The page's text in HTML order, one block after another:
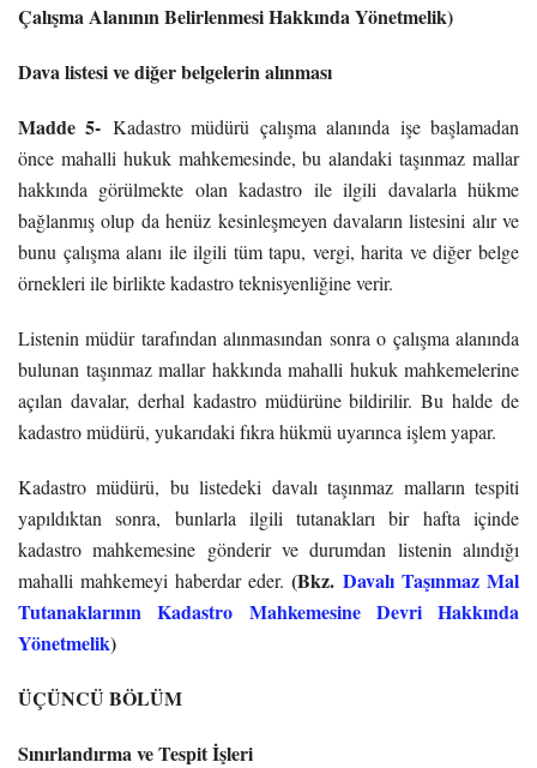
Çalışma Alanının Belirlenmesi Hakkında Yönetmelik)
Dava listesi ve diğer belgelerin alınması
Madde 5- Kadastro müdürü çalışma alanında işe başlamadan
önce mahalli hukuk mahkemesinde, bu alandaki taşınmaz mallar
hakkında görülmekte olan kadastro ile ilgili davalarla hükme
bağlanmış olup da henüz kesinleşmeyen davaların listesini alır ve
bunu çalışma alanı ile ilgili tüm tapu, vergi, harita ve diğer belge
örnekleri ile birlikte kadastro teknisyenliğine verir.
Listenin müdür tarafından alınmasından sonra o çalışma alanında
bulunan taşınmaz mallar hakkında mahalli hukuk mahkemelerine
açılan davalar, derhal kadastro müdürüne bildirilir. Bu halde de
kadastro müdürü, yukarıdaki fıkra hükmü uyarınca işlem yapar.
Kadastro müdürü, bu listedeki davalı taşınmaz malların tespiti
yapıldıktan sonra, bunlarla ilgili tutanakları bir hafta içinde
kadastro mahkemesine gönderir ve durumdan listenin alındığı
mahalli mahkemeyi haberdar eder.(Bkz.Davalı Taşınmaz Mal
Tutanaklarının Kadastro Mahkemesine Devri Hakkında
Yönetmelik)
ÜÇÜNCÜ BÖLÜM
Sınırlandırma ve Tespit İşleri